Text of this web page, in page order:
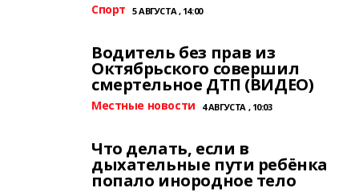
Спорт 5 АВГУСТА , 14:00
Водитель без прав из
Октябрьского совершил
смертельное ДТП (ВИДЕО)
Местные новости 4 АВГУСТА , 10:03
Что делать, если в
дыхательные пути ребёнка
попало инородное тело